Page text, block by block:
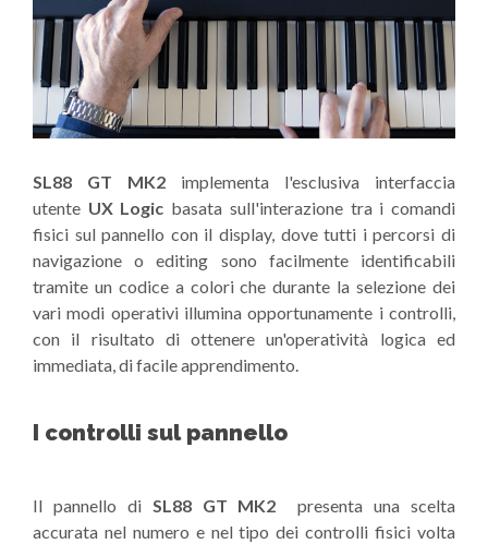
SL88 GT MK2 implementa l'esclusiva interfaccia
utente UX Logic basata sull'interazione tra i comandi
fisici sul pannello con il display, dove tutti i percorsi di
navigazione o editing sono facilmente identificabili
tramite un codice a colori che durante la selezione dei
vari modi operativi illumina opportunamente i controlli,
con il risultato di ottenere un'operatività logica ed
immediata, di facile apprendimento.
I controlli sul pannello
Il pannello di SL88 GT MK2 presenta una scelta
accurata nel numero e nel tipo dei controlli fisici volta